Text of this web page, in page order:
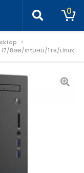
0
i7/8GB/IntUHD/1TB/Linux